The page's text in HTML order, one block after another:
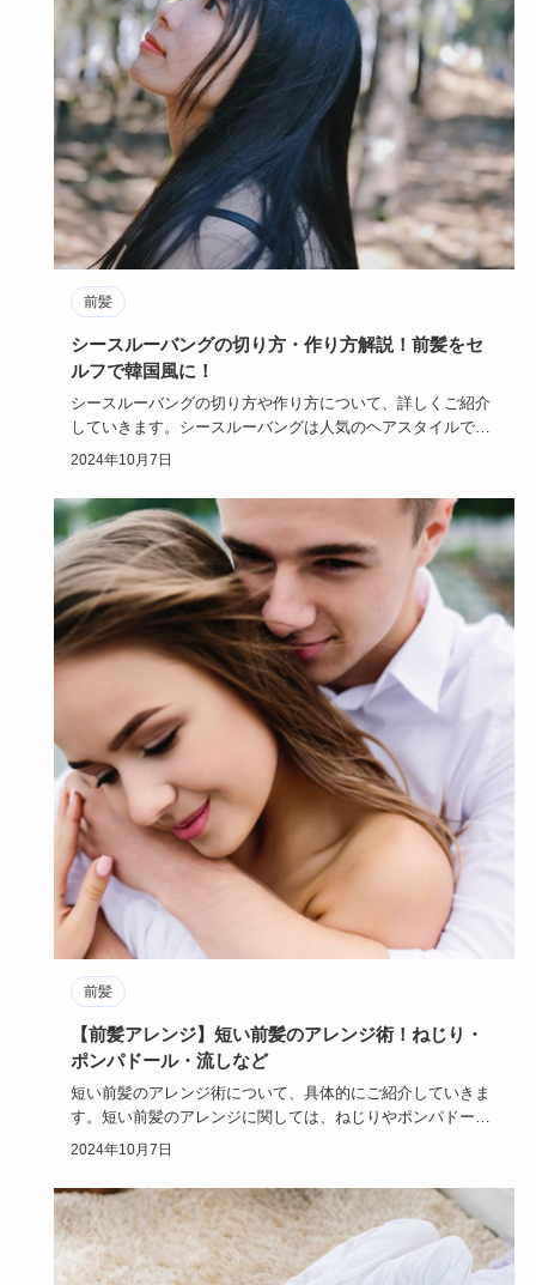
前髪
シースルーバングの切り方・作り方解説！前髪をセ
ルフで韓国風に！
シースルーバングの切り方や作り方について、詳しくご紹介
していきます。シースルーバングは人気のヘアスタイルでも
ありますが、セ…
2024年10月7日
前髪
【前髪アレンジ】短い前髪のアレンジ術！ねじり・
ポンパドール・流しなど
短い前髪のアレンジ術について、具体的にご紹介していきま
す。短い前髪のアレンジに関しては、ねじりやポンパドー
ル、流しなどとい…
2024年10月7日